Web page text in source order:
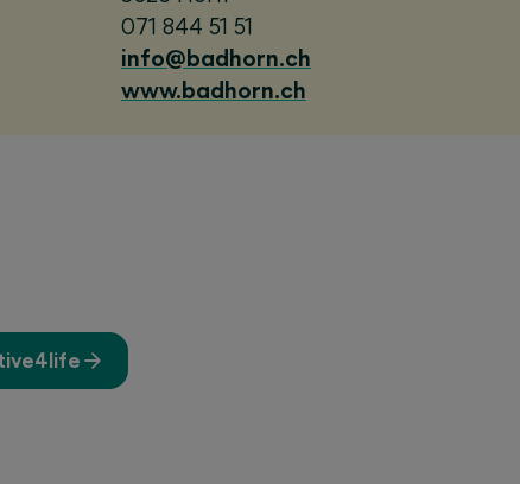
071 844 51 51
info@badhorn.ch
www.badhorn.ch